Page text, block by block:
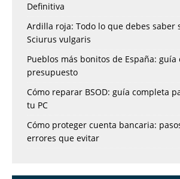
Definitiva
Ardilla roja: Todo lo que debes saber
Sciurus vulgaris
Pueblos más bonitos de España:
presupuesto
Cómo reparar BSOD: guía completa
tu PC
Cómo proteger cuenta bancaria:
errores que evitar